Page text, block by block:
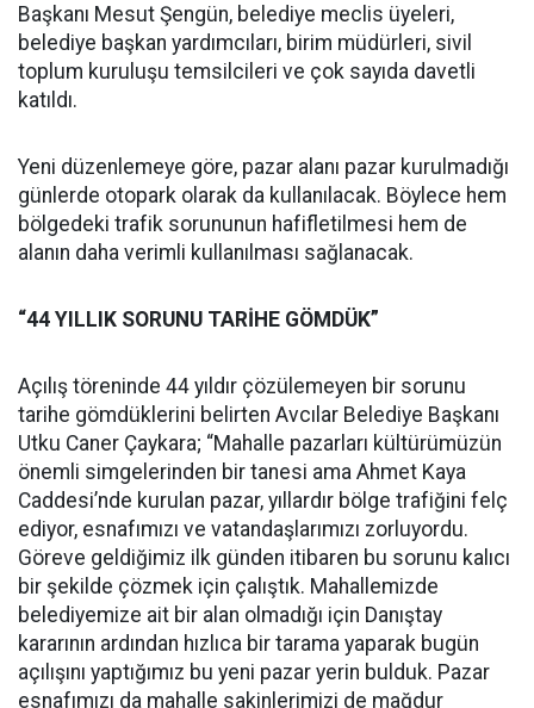
Başkanı Mesut Şengün, belediye meclis üyeleri,
belediye başkan yardımcıları, birim müdürleri, sivil
toplum kuruluşu temsilcileri ve çok sayıda davetli
katıldı.
Yeni düzenlemeye göre, pazar alanı pazar kurulmadığı
günlerde otopark olarak da kullanılacak. Böylece hem
bölgedeki trafik sorununun hafifletilmesi hem de
alanın daha verimli kullanılması sağlanacak.
“44 YILLIK SORUNU TARİHE GÖMDÜK”
Açılış töreninde 44 yıldır çözülemeyen bir sorunu
tarihe gömdüklerini belirten Avcılar Belediye Başkanı
Utku Caner Çaykara; “Mahalle pazarları kültürümüzün
önemli simgelerinden bir tanesi ama Ahmet Kaya
Caddesi’nde kurulan pazar, yıllardır bölge trafiğini felç
ediyor, esnafımızı ve vatandaşlarımızı zorluyordu.
Göreve geldiğimiz ilk günden itibaren bu sorunu kalıcı
bir şekilde çözmek için çalıştık. Mahallemizde
belediyemize ait bir alan olmadığı için Danıştay
kararının ardından hızlıca bir tarama yaparak bugün
açılışını yaptığımız bu yeni pazar yerin bulduk. Pazar
esnafımızı da mahalle sakinlerimizi de mağdur